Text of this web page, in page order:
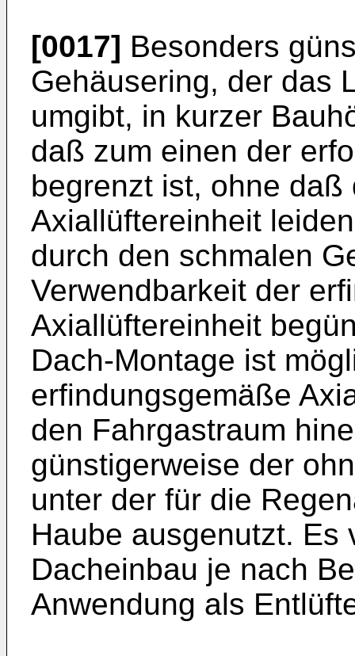
[0017] Besonders
Gehäusering, der das
umgibt, in kurzer
daß zum einen der
begrenzt ist, ohne
Axiallüftereinheit
durch den schmalen
Verwendbarkeit der
Axiallüftereinheit
Dach-Montage ist
erfindungsgemäße
den Fahrgastraum
günstigerweise der
unter der für die
Haube ausgenutzt.
Dacheinbau je nach
Anwendung als